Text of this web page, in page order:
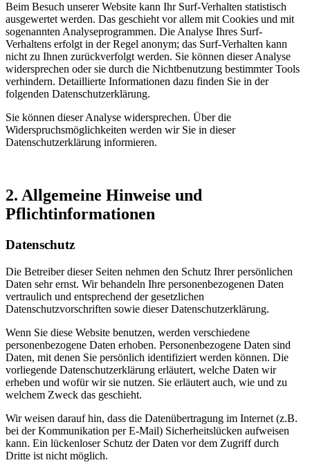
Beim Besuch unserer Website kann Ihr Surf-Verhalten statistisch
ausgewertet werden. Das geschieht vor allem mit Cookies und mit
sogenannten Analyseprogrammen. Die Analyse Ihres Surf-
Verhaltens erfolgt in der Regel anonym; das Surf-Verhalten kann
nicht zu Ihnen zurückverfolgt werden. Sie können dieser Analyse
widersprechen oder sie durch die Nichtbenutzung bestimmter Tools
verhindern. Detaillierte Informationen dazu finden Sie in der
folgenden Datenschutzerklärung.
Sie können dieser Analyse widersprechen. Über die
Widerspruchsmöglichkeiten werden wir Sie in dieser
Datenschutzerklärung informieren.
2. Allgemeine Hinweise und
Pflichtinformationen
Datenschutz
Die Betreiber dieser Seiten nehmen den Schutz Ihrer persönlichen
Daten sehr ernst. Wir behandeln Ihre personenbezogenen Daten
vertraulich und entsprechend der gesetzlichen
Datenschutzvorschriften sowie dieser Datenschutzerklärung.
Wenn Sie diese Website benutzen, werden verschiedene
personenbezogene Daten erhoben. Personenbezogene Daten sind
Daten, mit denen Sie persönlich identifiziert werden können. Die
vorliegende Datenschutzerklärung erläutert, welche Daten wir
erheben und wofür wir sie nutzen. Sie erläutert auch, wie und zu
welchem Zweck das geschieht.
Wir weisen darauf hin, dass die Datenübertragung im Internet (z.B.
bei der Kommunikation per E-Mail) Sicherheitslücken aufweisen
kann. Ein lückenloser Schutz der Daten vor dem Zugriff durch
Dritte ist nicht möglich.